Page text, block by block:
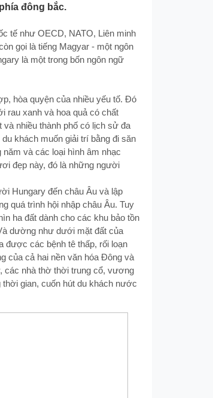
đông bắc.
tế như OECD, NATO, Liên minh
gọi là tiếng Magyar - một ngôn
là một trong bốn ngôn ngữ
hòa quyện của nhiều yếu tố. Ðó
rau xanh và hoa quả có chất
nhiều thành phố có lịch sử đa
khách muốn giải trí bằng đi săn
và các loại hình âm nhạc
đẹp này, đó là những người
Hungary đến châu Âu và lập
quá trình hội nhập châu Âu. Tuy
ha đất dành cho các khu bảo tồn
dường như dưới mặt đất của
được các bệnh tê thấp, rối loạn
của cả hai nền văn hóa Ðông và
các nhà thờ thời trung cổ, vương
gian, cuốn hút du khách nước